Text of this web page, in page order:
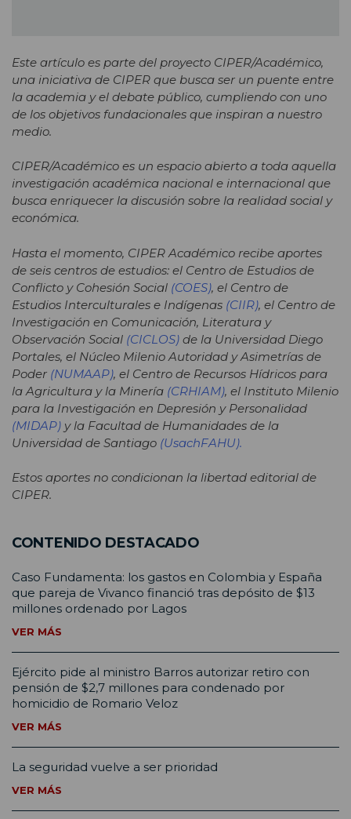
Este artículo es parte del proyecto CIPER/Académico,
una iniciativa de CIPER que busca ser un puente entre
la academia y el debate público, cumpliendo con uno
de los objetivos fundacionales que inspiran a nuestro
medio.
CIPER/Académico es un espacio abierto a toda aquella
investigación académica nacional e internacional que
busca enriquecer la discusión sobre la realidad social y
económica.
Hasta el momento, CIPER Académico recibe aportes
de seis centros de estudios: el Centro de Estudios de
Conflicto y Cohesión Social (COES), el Centro de
Estudios Interculturales e Indígenas (CIIR), el Centro de
Investigación en Comunicación, Literatura y
Observación Social (CICLOS) de la Universidad Diego
Portales, el Núcleo Milenio Autoridad y Asimetrías de
Poder (NUMAAP), el Centro de Recursos Hídricos para
la Agricultura y la Minería (CRHIAM), el Instituto Milenio
para la Investigación en Depresión y Personalidad
(MIDAP) y la Facultad de Humanidades de la
Universidad de Santiago (UsachFAHU).
Estos aportes no condicionan la libertad editorial de
CIPER.
CONTENIDO DESTACADO
Caso Fundamenta: los gastos en Colombia y España
que pareja de Vivanco financió tras depósito de $13
millones ordenado por Lagos
VER MÁS
Ejército pide al ministro Barros autorizar retiro con
pensión de $2,7 millones para condenado por
homicidio de Romario Veloz
VER MÁS
La seguridad vuelve a ser prioridad
VER MÁS